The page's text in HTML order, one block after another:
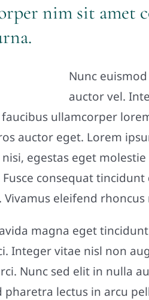
nim sit amet
Nunc
auctor vel.
ullamcorper
auctor eget. Lorem
egestas eget
consequat
eleifend
magna eget
Integer vitae nisl non
Nunc sed elit in nulla
pharetra lectus in arcu